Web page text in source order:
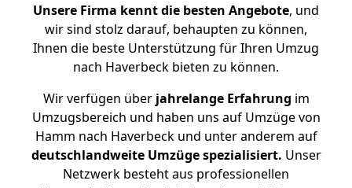
Unsere Firma kennt die besten Angebote, und
wir sind stolz darauf, behaupten zu können,
Ihnen die beste Unterstützung für Ihren Umzug
nach Haverbeck bieten zu können.
Wir verfügen überjahrelange Erfahrung im
Umzugsbereich und haben uns auf Umzüge von
Hamm nach Haverbeck und unter anderem auf
deutschlandweite Umzüge spezialisiert. Unser
Netzwerk besteht aus professionellen